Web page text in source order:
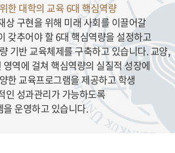
한 대학의 교육 6대 핵심역량
상 구현을 위해 미래 사회를 이끌어갈
갖추어야 할 6대 핵심역량을 설정하고
기반 교육체제를 구축하고 있습니다. 교양,
영역에 걸쳐 핵심역량의 실질적 성장에
한 교육프로그램을 제공하고 학생
인 성과관리가 가능하도록
을 운영하고 있습니다.